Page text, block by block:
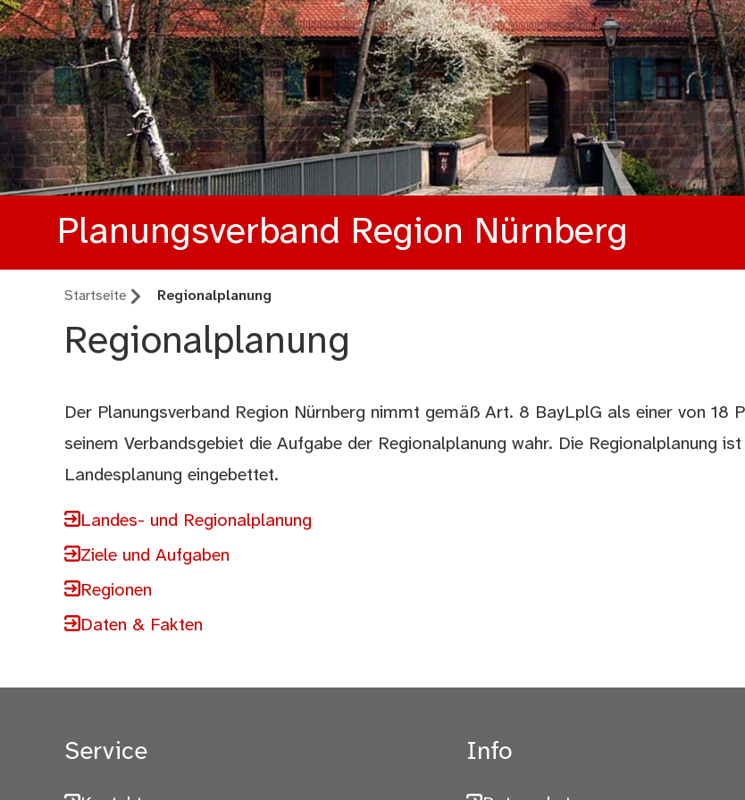
Planungsverband Region Nürnberg
Startseite Regionalplanung
Regionalplanung
Der Planungsverband Region Nürnberg nimmt gemäß Art. 8 BayLplG als einer von 18
seinem Verbandsgebiet die Aufgabe der Regionalplanung wahr. Die Regionalplanung
Landesplanung eingebettet.
Landes- und Regionalplanung
Ziele und Aufgaben
Regionen
Daten & Fakten
Service Info